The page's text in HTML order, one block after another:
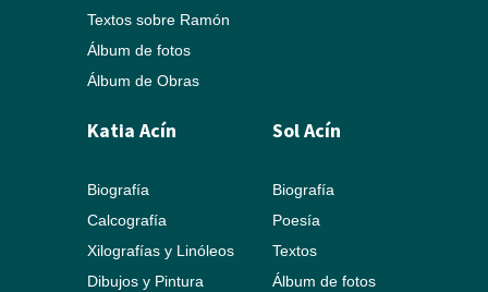
Textos sobre Ramón
Álbum de fotos
Álbum de Obras
Katia Acín
Biografía
Calcografía
Xilografías y Linóleos
Dibujos y Pintura
Sol Acín
Biografía
Poesía
Textos
Álbum de fotos